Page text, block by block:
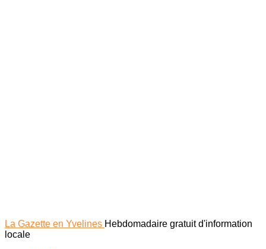
La Gazette en Yvelines Hebdomadaire gratuit d'information
locale